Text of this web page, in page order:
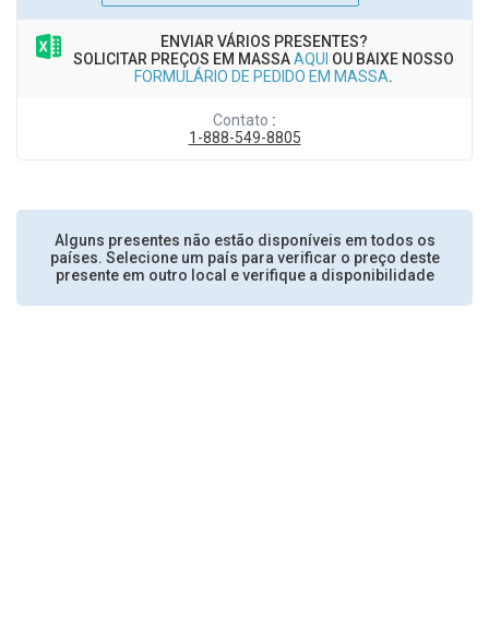
ENVIAR VÁRIOS PRESENTES?
SOLICITAR PREÇOS EM MASSAAQUI OU BAIXE NOSSO
FORMULÁRIO DE PEDIDO EM MASSA.
Contato :
1-888-549-8805
Alguns presentes não estão disponíveis em todos os
países. Selecione um país para verificar o preço deste
presente em outro local e verifique a disponibilidade